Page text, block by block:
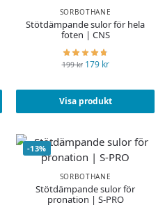
SORBOTHANE
Stötdämpande sulor för hela
foten | CNS
199kr 179 kr
Visa produkt
-13%
SORBOTHANE
Stötdämpande sulor för
pronation | S-PRO